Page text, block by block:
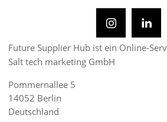
Future Supplier Hub ist ein Online-
Salt tech marketing GmbH
Pommernallee 5
14052 Berlin
Deutschland